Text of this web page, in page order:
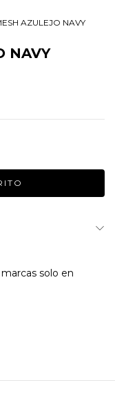
AZULEJO NAVY
NAVY
solo en